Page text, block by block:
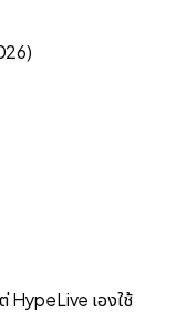
HypeLive เองใช้